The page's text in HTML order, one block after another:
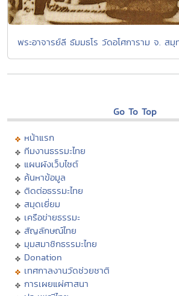
พระอาจารย์ลี ธัมมธโร วัดอโศการาม จ. สมุ
Go To Top
หน้าแรก
ทีมงานธรรมะไทย
แผนผังเว็บไซต์
ค้นหาข้อมูล
ติดต่อธรรมะไทย
สมุดเยี่ยม
เครือข่ายธรรมะ
สัญลักษณ์ไทย
มุมสมาชิกธรรมะไทย
Donation
เทศกาลงานวัดช่วยชาติ
การเผยแผ่ศาสนา